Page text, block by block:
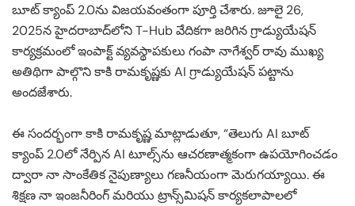
బూట్ క్యాంప్ 2.0ను విజయవంతంగా పూర్తి చేశారు. జూలై 26,
2025న హైదరాబాద్‌లోని T-Hub వేదికగా జరిగిన గ్రాడ్యుయేషన్
కార్యక్రమంలో ఇంపాక్ట్ వ్యవస్థాపకులు గంపా నాగేశ్వర్ రావు ముఖ్య
అతిథిగా పాల్గొని కాకి రామకృష్ణకు AI గ్రాడ్యుయేషన్ పట్టాను
అందజేశారు.
ఈ సందర్భంగా కాకి రామకృష్ణ మాట్లాడుతూ, “తెలుగు AI బూట్
క్యాంప్ 2.0లో నేర్పిన AI టూల్స్‌ను ఆచరణాత్మకంగా ఉపయోగించడం
ద్వారా నా సాంకేతిక నైపుణ్యాలు గణనీయంగా మెరుగయ్యాయి. ఈ
శిక్షణ నా ఇంజనీరింగ్ మరియు ట్రాన్స్‌మిషన్ కార్యకలాపాలలో